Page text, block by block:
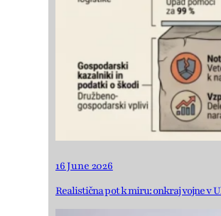
16 June 2026
Realistična pot k miru: onkraj vojne v